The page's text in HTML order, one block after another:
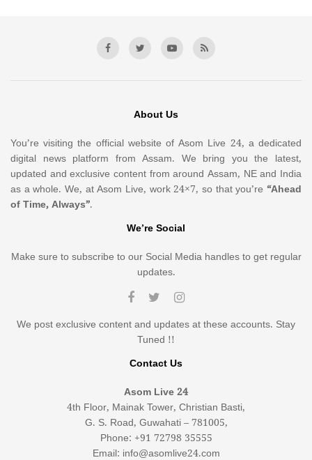
About Us
You’re visiting the official website of Asom Live 24, a dedicated
digital news platform from Assam. We bring you the latest,
updated and exclusive content from around Assam, NE and India
as a whole. We, at Asom Live, work 24×7, so that you’re “Ahead
of Time, Always”.
We’re Social
Make sure to subscribe to our Social Media handles to get regular
updates.
We post exclusive content and updates at these accounts. Stay
Tuned !!
Contact Us
Asom Live 24
4th Floor, Mainak Tower, Christian Basti,
G. S. Road, Guwahati – 781005,
Phone: +91 72798 35555
Email: info@asomlive24.com